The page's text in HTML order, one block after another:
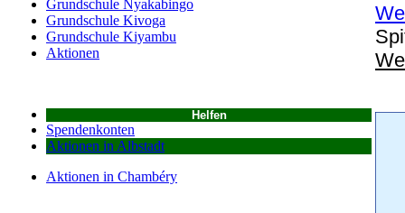
Grundschule Nyakabingo
Grundschule Kivoga
Grundschule Kiyambu
Aktionen
Helfen
Spendenkonten
Aktionen in Albstadt
Aktionen in Chambéry